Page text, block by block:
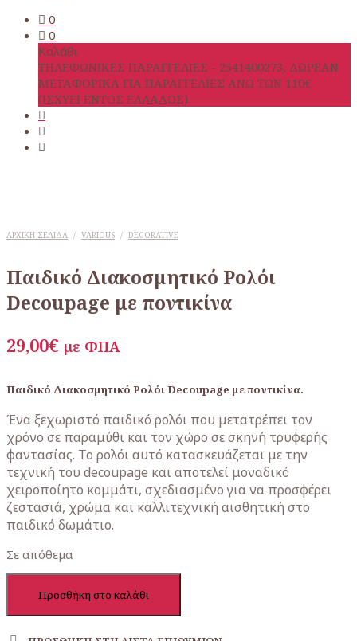
0
0
Καλάθι
ΤΗΛΕΦΩΝΙΚΕΣ ΠΑΡΑΓΓΕΛΙΕΣ - 2541400273, ΔΩΡΕΑΝ
ΜΕΤΑΦΟΡΙΚΑ ΓΙΑ ΠΑΡΑΓΓΕΛΙΕΣ ΑΝΩ ΤΩΝ 110€
(ΙΣΧΥΕΙ ΕΝΤΟΣ ΕΛΛΑΔΟΣ)
ΑΡΧΙΚΉ ΣΕΛΊΔΑ / VARIOUS / DECORATIVE
Παιδικό Διακοσμητικό Ρολόι
Decoupage με ποντικίνα
29,00€ με ΦΠΑ
Παιδικό Διακοσμητικό Ρολόι Decoupage με ποντικίνα.
Ένα ξεχωριστό παιδικό ρολόι που μετατρέπει τον
χρόνο σε παραμύθι και τον χώρο σε σκηνή τρυφερής
φαντασίας. Το ρολόι αυτό κατασκευάζεται με την
τεχνική του decoupage και αποτελεί μοναδικό
χειροποίητο κομμάτι, σχεδιασμένο για να προσφέρει
ζεστασιά, χρώμα και καλλιτεχνική αισθητική στο
παιδικό δωμάτιο.
Σε απόθεμα
Διακοσμητικό
Ρολόι
Decoupage
Προσθήκη στο καλάθι